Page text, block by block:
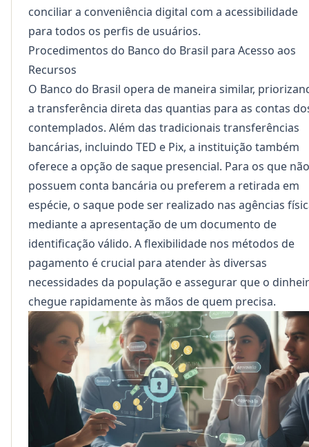
conciliar a conveniência digital com a acessibilidade
para todos os perfis de usuários.
Procedimentos do Banco do Brasil para Acesso aos
Recursos
O Banco do Brasil opera de maneira similar,
a transferência direta das quantias para as contas
contemplados. Além das tradicionais transferências
bancárias, incluindo TED e Pix, a instituição também
oferece a opção de saque presencial. Para os que não
possuem conta bancária ou preferem a retirada em
espécie, o saque pode ser realizado nas agências
mediante a apresentação de um documento de
identificação válido. A flexibilidade nos métodos de
pagamento é crucial para atender às diversas
necessidades da população e assegurar que o
chegue rapidamente às mãos de quem precisa.